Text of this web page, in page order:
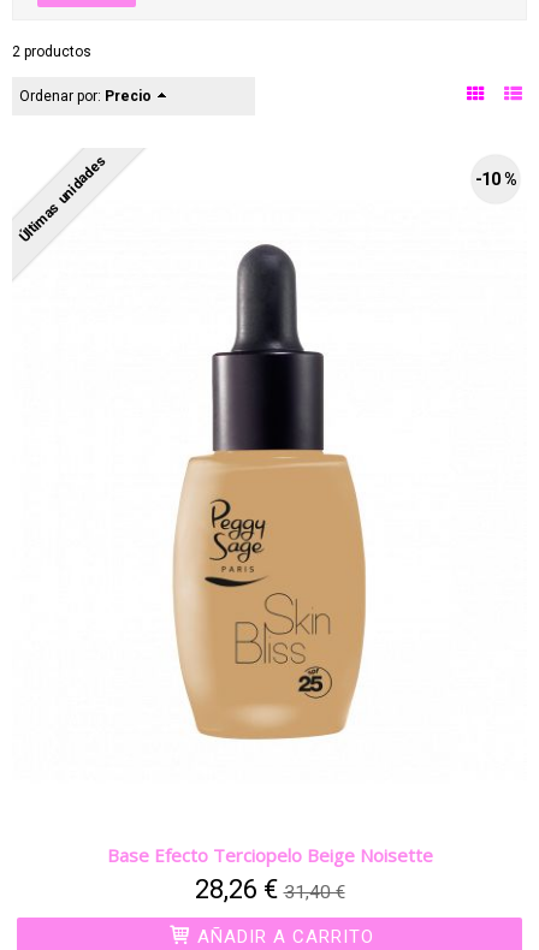
2 productos
Ordenar por: Precio
Últimas unidades -10 %
Base Efecto Terciopelo Beige Noisette
28,26 €31,40 €
AÑADIR A CARRITO